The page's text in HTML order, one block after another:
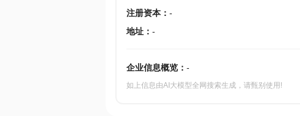
注册资本： -
地址： -
企业信息概览： -
如上信息由AI大模型全网搜索生成，请甄别使用!